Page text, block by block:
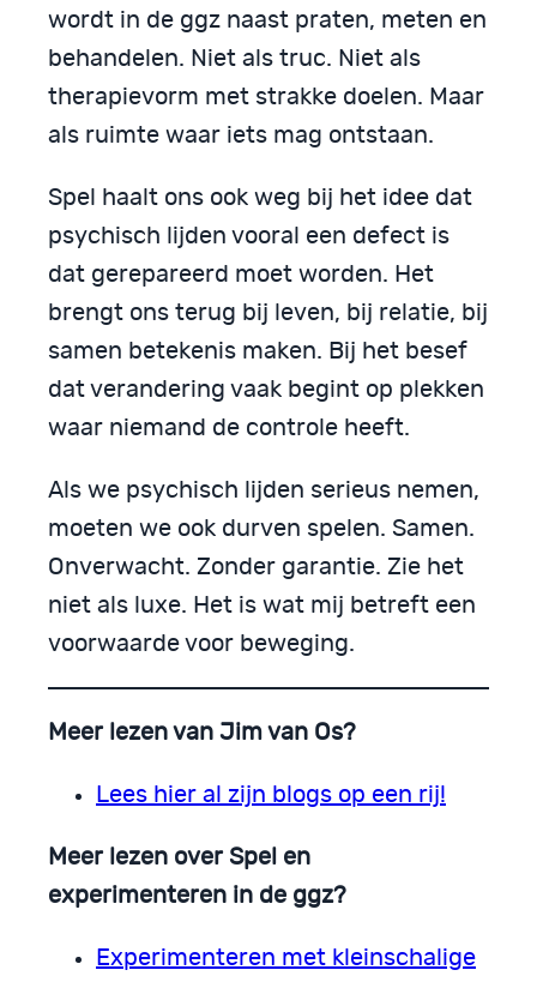
wordt in de ggz naast praten, meten en
behandelen. Niet als truc. Niet als
therapievorm met strakke doelen. Maar
als ruimte waar iets mag ontstaan.
Spel haalt ons ook weg bij het idee dat
psychisch lijden vooral een defect is
dat gerepareerd moet worden. Het
brengt ons terug bij leven, bij relatie, bij
samen betekenis maken. Bij het besef
dat verandering vaak begint op plekken
waar niemand de controle heeft.
Als we psychisch lijden serieus nemen,
moeten we ook durven spelen. Samen.
Onverwacht. Zonder garantie. Zie het
niet als luxe. Het is wat mij betreft een
voorwaarde voor beweging.
Meer lezen van Jim van Os?
Lees hier al zijn blogs op een rij!
Meer lezen over Spel en
experimenteren in de ggz?
Experimenteren met kleinschalige